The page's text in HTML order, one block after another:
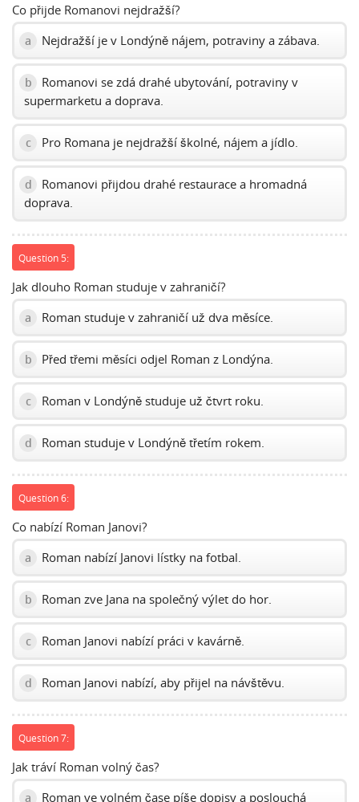
Co přijde Romanovi nejdražší?
a Nejdražší je v Londýně nájem, potraviny a zábava.
b
Romanovi se zdá drahé ubytování, potraviny v
supermarketu a doprava.
c Pro Romana je nejdražší školné, nájem a jídlo.
d
Romanovi přijdou drahé restaurace a hromadná
doprava.
Question 5:
Jak dlouho Roman studuje v zahraničí?
a Roman studuje v zahraničí už dva měsíce.
b Před třemi měsíci odjel Roman z Londýna.
c Roman v Londýně studuje už čtvrt roku.
d Roman studuje v Londýně třetím rokem.
Question 6:
Co nabízí Roman Janovi?
a Roman nabízí Janovi lístky na fotbal.
b Roman zve Jana na společný výlet do hor.
c Roman Janovi nabízí práci v kavárně.
d Roman Janovi nabízí, aby přijel na návštěvu.
Question 7:
Jak tráví Roman volný čas?
a Roman ve volném čase píše dopisy a poslouchá